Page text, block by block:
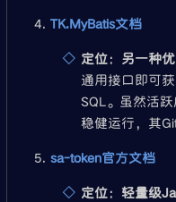
TK.MyBatis文档
定位： 另一种
通用接口即可
SQL。虽然活
稳健运行，其
sa-token官方文档
定位： 轻量级